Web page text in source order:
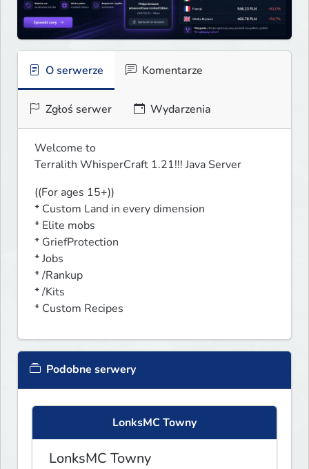
O serwerze Komentarze
Zgłoś serwer Wydarzenia
Welcome to
Terralith WhisperCraft 1.21!!! Java Server
((For ages 15+))
* Custom Land in every dimension
* Elite mobs
* GriefProtection
* Jobs
* /Rankup
* /Kits
* Custom Recipes
Podobne serwery
LonksMC Towny
LonksMC Towny